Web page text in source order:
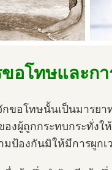
ขอโทษและก
กขอโทษนั้นเป็นมารยา
องผู้ถูกกระทบกระทั่งใ
มป้องกันมิให้มีการผูกเ